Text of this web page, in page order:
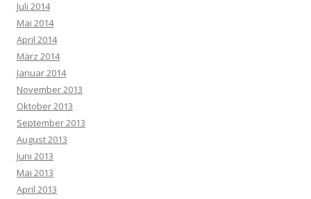
Juli 2014
Mai 2014
April 2014
März 2014
Januar 2014
November 2013
Oktober 2013
September 2013
August 2013
Juni 2013
Mai 2013
April 2013